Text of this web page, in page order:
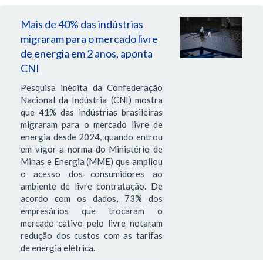
Mais de 40% das indústrias
migraram para o mercado livre
de energia em 2 anos, aponta
CNI
Pesquisa inédita da Confederação
Nacional da Indústria (CNI) mostra
que 41% das indústrias brasileiras
migraram para o mercado livre de
energia desde 2024, quando entrou
em vigor a norma do Ministério de
Minas e Energia (MME) que ampliou
o acesso dos consumidores ao
ambiente de livre contratação. De
acordo com os dados, 73% dos
empresários que trocaram o
mercado cativo pelo livre notaram
redução dos custos com as tarifas
de energia elétrica.